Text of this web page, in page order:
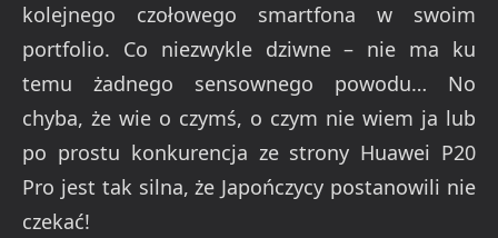
kolejnego czołowego smartfona w swoim
portfolio. Co niezwykle dziwne – nie ma ku
temu żadnego sensownego powodu… No
chyba, że wie o czymś, o czym nie wiem ja lub
po prostu konkurencja ze strony Huawei P20
Pro jest tak silna, że Japończycy postanowili nie
czekać!